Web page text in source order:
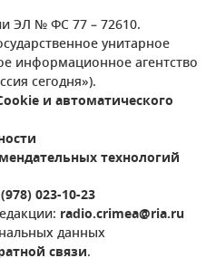
ЭЛ № ФС 77 – 72610.
унитарное
информационное агентство
сегодня»).
и автоматического
технологий
023-10-23
radio.crimea@ria.ru
данных
связи.